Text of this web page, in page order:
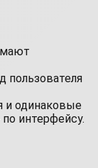
пользователя
и одинаковые
интерфейсу.